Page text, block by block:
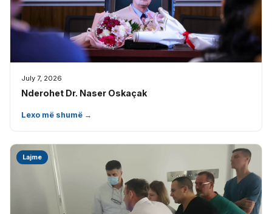
July 7, 2026
Nderohet Dr. Naser Oskaçak
Lexo më shumë →
Lajme